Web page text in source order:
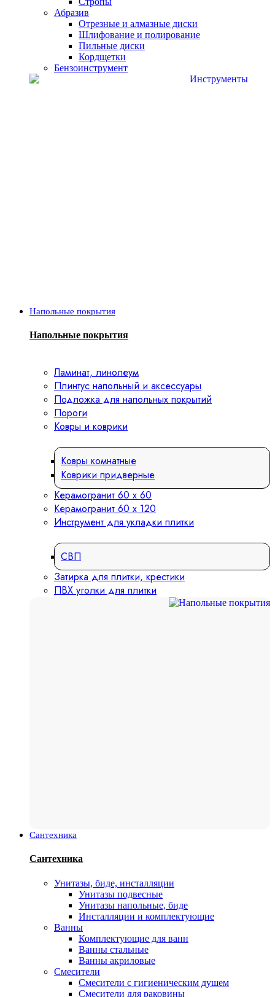
Абразив
Отрезные и алмазные диски
Шлифование и полирование
Пильные диски
Кордщетки
Бензоинструмент
Напольные покрытия
Напольные покрытия
Ламинат, линолеум
Плинтус напольный и аксессуары
Подложка для напольных покрытий
Пороги
Ковры и коврики
Ковры комнатные
Коврики придверные
Керамогранит 60 х 60
Керамогранит 60 х 120
Инструмент для укладки плитки
СВП
Затирка для плитки, крестики
ПВХ уголки для плитки
Сантехника
Сантехника
Унитазы, биде, инсталляции
Унитазы подвесные
Унитазы напольные, биде
Инсталляции и комплектующие
Ванны
Комплектующие для ванн
Ванны стальные
Ванны акриловые
Смесители
Смесители с гигиеническим душем
Смесители для раковины